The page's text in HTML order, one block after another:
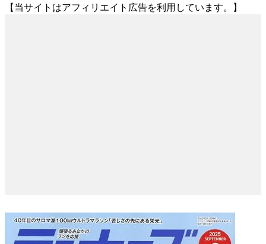
【当サイトはアフィリエイト広告を利用しています。】